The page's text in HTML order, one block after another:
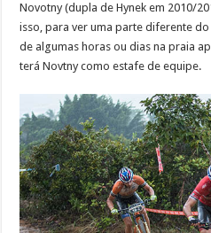
Novotny (dupla de Hynek em 2010/
isso, para ver uma parte diferente
de algumas horas ou dias na praia
terá Novtny como estafe de equipe.